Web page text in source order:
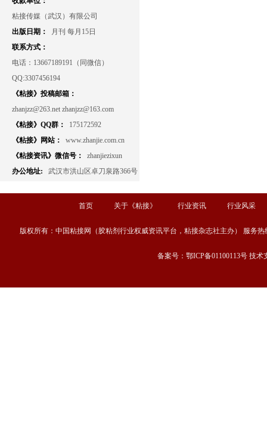
粘接传媒（武汉）有限公司
出版日期：
月刊 每月15日
联系方式：
电话：13667189191（同微信）
QQ:3307456194
《粘接》投稿邮箱：
zhanjzz@263.net zhanjzz@163.com
《粘接》QQ群：
175172592
《粘接》网站：
www.zhanjie.com.cn
《粘接资讯》微信号：
zhanjiezixun
办公地址:
武汉市洪山区卓刀泉路366号
首页 关于《粘接》 行业资讯 行业风采
版权所有：中国粘接网（胶粘剂行业权威资讯平台，粘接杂志社主办） 服务热
备案号：鄂ICP备01100113号 技术